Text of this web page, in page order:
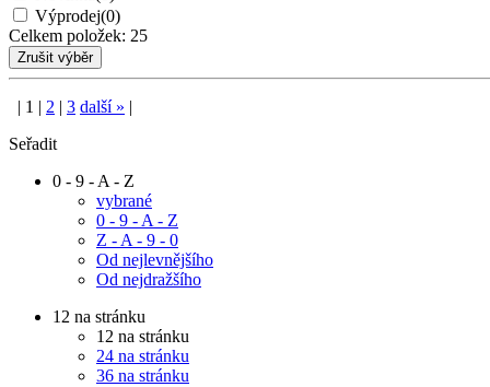
Výprodej(0)
Celkem položek: 25
1 2 3 další »
Seřadit
0 - 9 - A - Z
vybrané
0 - 9 - A - Z
Z - A - 9 - 0
Od nejlevnějšího
Od nejdražšího
12 na stránku
12 na stránku
24 na stránku
36 na stránku